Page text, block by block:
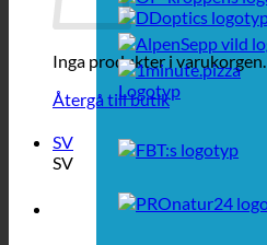
Inga produkter i varukorgen.
Återgå till butik
SV
SV